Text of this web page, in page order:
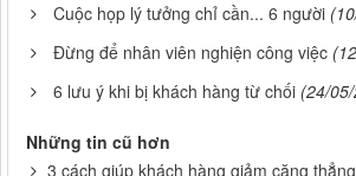
Cuộc họp lý tưởng chỉ cần... 6 người
Đừng để nhân viên nghiện công việc
6 lưu ý khi bị khách hàng từ chối (24/
Những tin cũ hơn
3 cách giúp khách hàng giảm căng thẳng